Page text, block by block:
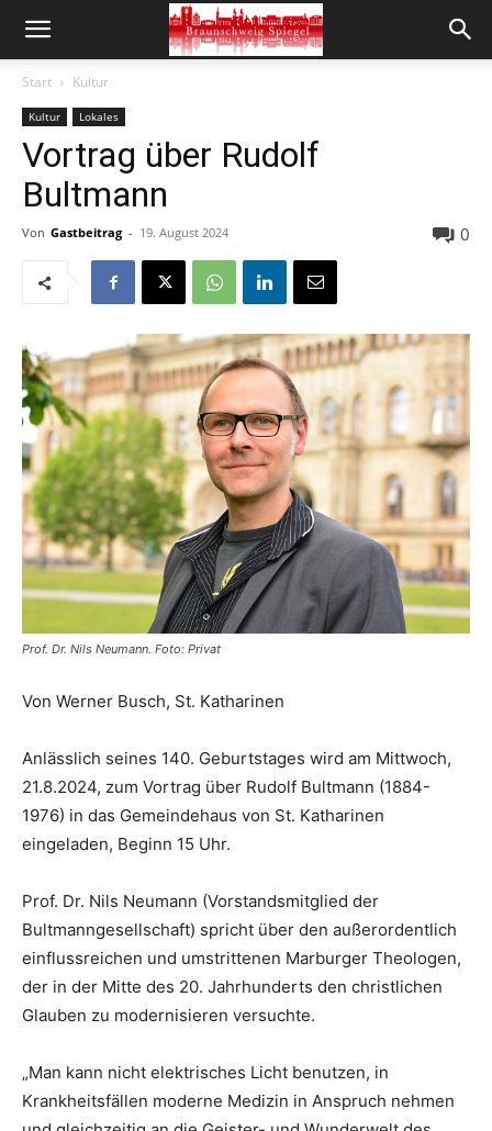
Start Kultur
Kultur Lokales
Vortrag über Rudolf
Bultmann
Von Gastbeitrag - 19. August 2024 0
Prof. Dr. Nils Neumann. Foto: Privat
Von Werner Busch, St. Katharinen
Anlässlich seines 140. Geburtstages wird am Mittwoch,
21.8.2024, zum Vortrag über Rudolf Bultmann (1884-
1976) in das Gemeindehaus von St. Katharinen
eingeladen, Beginn 15 Uhr.
Prof. Dr. Nils Neumann (Vorstandsmitglied der
Bultmanngesellschaft) spricht über den außerordentlich
einflussreichen und umstrittenen Marburger Theologen,
der in der Mitte des 20. Jahrhunderts den christlichen
Glauben zu modernisieren versuchte.
„Man kann nicht elektrisches Licht benutzen, in
Krankheitsfällen moderne Medizin in Anspruch nehmen